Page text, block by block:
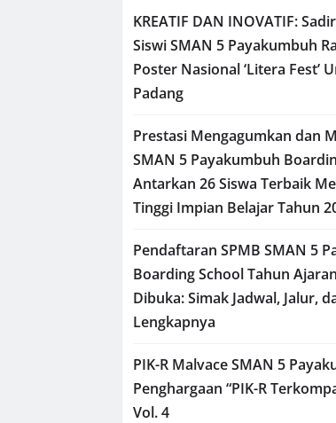
KREATIF DAN INOVATIF:
Siswi SMAN 5 Payakumbuh
Poster Nasional ‘Litera Fest’
Padang
Prestasi Mengagumkan dan
SMAN 5 Payakumbuh
Antarkan 26 Siswa Terbaik
Tinggi Impian Belajar Tahun
Pendaftaran SPMB SMAN 5
Boarding School Tahun
Dibuka: Simak Jadwal, Jalur,
Lengkapnya
PIK-R Malvace SMAN 5
Penghargaan “PIK-R
Vol. 4